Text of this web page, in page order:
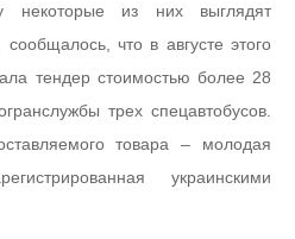
некоторые из них выглядят
что в августе этого
тендер стоимостью более 28
трех спецавтобусов.
товара – молодая
украинскими